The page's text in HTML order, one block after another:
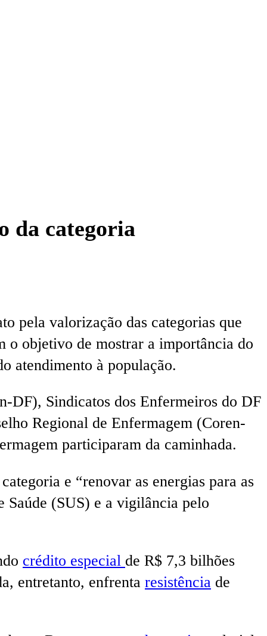
da categoria
pela valorização das categorias que
o objetivo de mostrar a importância do
atendimento à população.
DF), Sindicatos dos Enfermeiros do DF
Regional de Enfermagem (Coren-
participaram da caminhada.
e “renovar as energias para as
Saúde (SUS) e a vigilância pelo
crédito especial de R$ 7,3 bilhões
entretanto, enfrenta resistência de